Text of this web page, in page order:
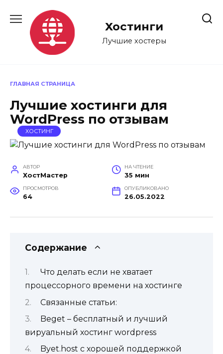
содержанию
Хостинги
Лучшие хостеры
ГЛАВНАЯ СТРАНИЦА
Лучшие хостинги для
WordPress по отзывам
ХОСТИНГ
АВТОР
ХостМастер
НА ЧТЕНИЕ
35 мин
ПРОСМОТРОВ
64
ОПУБЛИКОВАНО
26.05.2022
Содержание
Что делать если не хватает
процессорного времени на хостинге
Связанные статьи:
Beget – бесплатный и лучший
вируальный хостинг wordpress
Byet.host с хорошей поддержкой